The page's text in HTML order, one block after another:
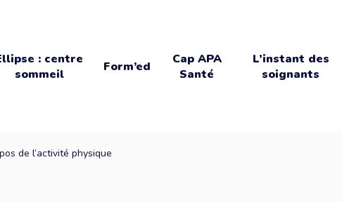
: centre
sommeil
Form’ed
Cap APA
Santé
L’instant des
soignants
de l’activité physique